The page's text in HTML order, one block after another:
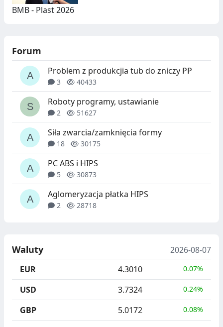
BMB - Plast 2026
Forum
Problem z produkcjia tub do zniczy PP
3 40433
Roboty programy, ustawianie
2 51627
Siła zwarcia/zamknięcia formy
18 30175
PC ABS i HIPS
5 30873
Aglomeryzacja płatka HIPS
2 28718
Waluty
2026-08-07
EUR
4.3010 0.07%
USD 3.7324 0.24%
GBP 5.0172 0.08%